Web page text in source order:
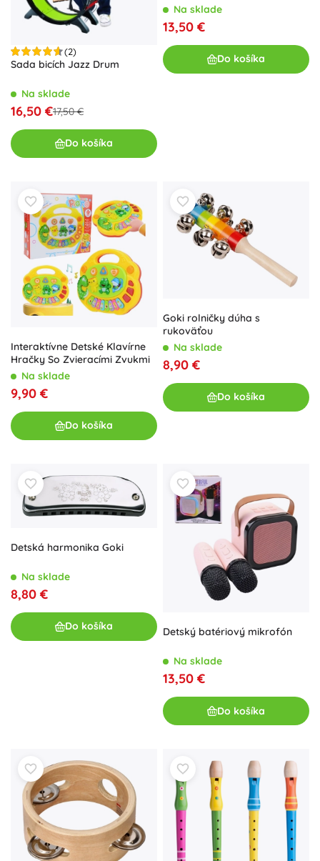
(2)
Sada bicích Jazz Drum
Na sklade
16,50 €17,50 €
Do košíka
– Modrá
Na sklade
13,50 €
Do košíka
Interaktívne Detské Klavírne
Hračky So Zvieracími Zvukmi
Na sklade
9,90 €
Do košíka
Goki rolničky dúha s
rukoväťou
Na sklade
8,90 €
Do košíka
Detská harmonika Goki
Na sklade
8,80 €
Do košíka Detský batériový mikrofón
Na sklade
13,50 €
Do košíka